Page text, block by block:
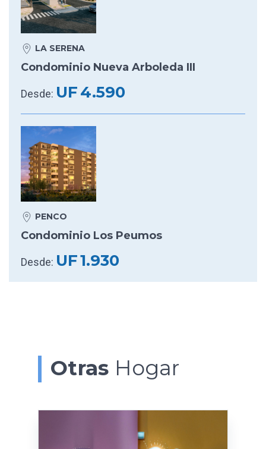
LA SERENA
Condominio Nueva Arboleda III
Desde: UF4.590
PENCO
Condominio Los Peumos
Desde: UF1.930
Otras Hogar